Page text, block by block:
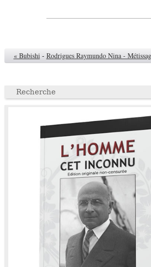
« Bubishi - Rodrigues Raymundo Nina -
Recherche